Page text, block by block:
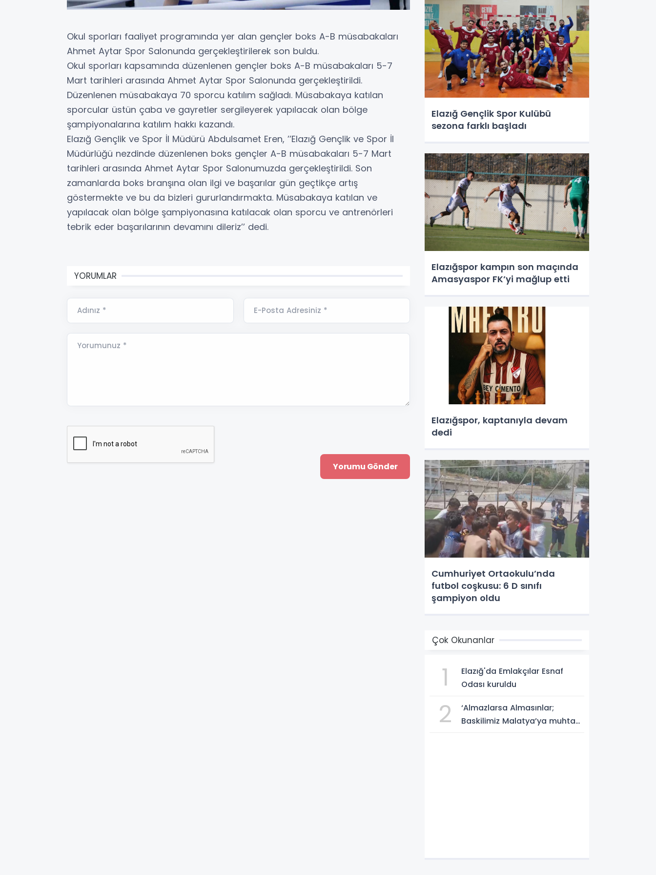
Okul sporları faaliyet programında yer alan gençler boks A-B müsabakaları
Ahmet Aytar Spor Salonunda gerçekleştirilerek son buldu.
Okul sporları kapsamında düzenlenen gençler boks A-B müsabakaları 5-7
Mart tarihleri arasında Ahmet Aytar Spor Salonunda gerçekleştirildi.
Düzenlenen müsabakaya 70 sporcu katılım sağladı. Müsabakaya katılan
sporcular üstün çaba ve gayretler sergileyerek yapılacak olan bölge
şampiyonalarına katılım hakkı kazandı.
Elazığ Gençlik ve Spor İl Müdürü Abdulsamet Eren, ’’Elazığ Gençlik ve Spor İl
Müdürlüğü nezdinde düzenlenen boks gençler A-B müsabakaları 5-7 Mart
tarihleri arasında Ahmet Aytar Spor Salonumuzda gerçekleştirildi. Son
zamanlarda boks branşına olan ilgi ve başarılar gün geçtikçe artış
göstermekte ve bu da bizleri gururlandırmakta. Müsabakaya katılan ve
yapılacak olan bölge şampiyonasına katılacak olan sporcu ve antrenörleri
tebrik eder başarılarının devamını dileriz’’ dedi.
YORUMLAR
Adınız * E-Posta Adresiniz *
Yorumunuz *
Elazığ Gençlik Spor Kulübü
sezona farklı başladı
Elazığspor kampın son maçında
Amasyaspor FK’yi mağlup etti
Elazığspor, kaptanıyla devam
dedi
Cumhuriyet Ortaokulu’nda
futbol coşkusu: 6 D sınıfı
şampiyon oldu
Çok Okunanlar
1
Elazığ'da Emlakçılar Esnaf
Odası kuruldu
2
‘Almazlarsa Almasınlar;
Baskilimiz Malatya’ya muhtaç